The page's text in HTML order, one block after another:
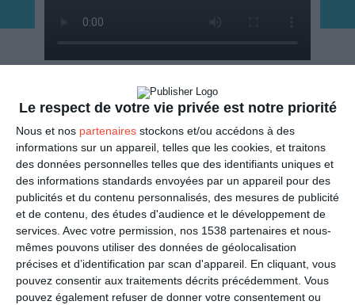
Le respect de votre vie privée est notre priorité
Nous et nos partenaires stockons et/ou accédons à des
informations sur un appareil, telles que les cookies, et traitons
des données personnelles telles que des identifiants uniques et
des informations standards envoyées par un appareil pour des
publicités et du contenu personnalisés, des mesures de publicité
et de contenu, des études d'audience et le développement de
services. Avec votre permission, nos 1538 partenaires et nous-
mêmes pouvons utiliser des données de géolocalisation
précises et d’identification par scan d'appareil. En cliquant, vous
pouvez consentir aux traitements décrits précédemment. Vous
pouvez également refuser de donner votre consentement ou
ENVOYER
Mail
SMS(1,80€, en France)
PARTAGER
Facebook, Twitter, WhatsApp, ...